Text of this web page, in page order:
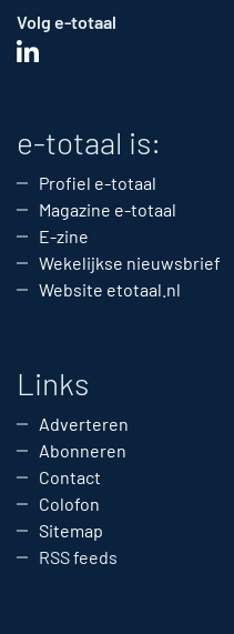
Volg e-totaal
e-totaal is:
Profiel e-totaal
Magazine e-totaal
E-zine
Wekelijkse nieuwsbrief
Website etotaal.nl
Links
Adverteren
Abonneren
Contact
Colofon
Sitemap
RSS feeds